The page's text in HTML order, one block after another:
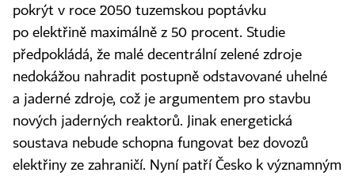
pokrýt v roce 2050 tuzemskou poptávku
po elektřině maximálně z 50 procent. Studie
předpokládá, že malé decentrální zelené zdroje
nedokážou nahradit postupně odstavované uhelné
a jaderné zdroje, což je argumentem pro stavbu
nových jaderných reaktorů. Jinak energetická
soustava nebude schopna fungovat bez dovozů
elektřiny ze zahraničí. Nyní patří Česko k významným